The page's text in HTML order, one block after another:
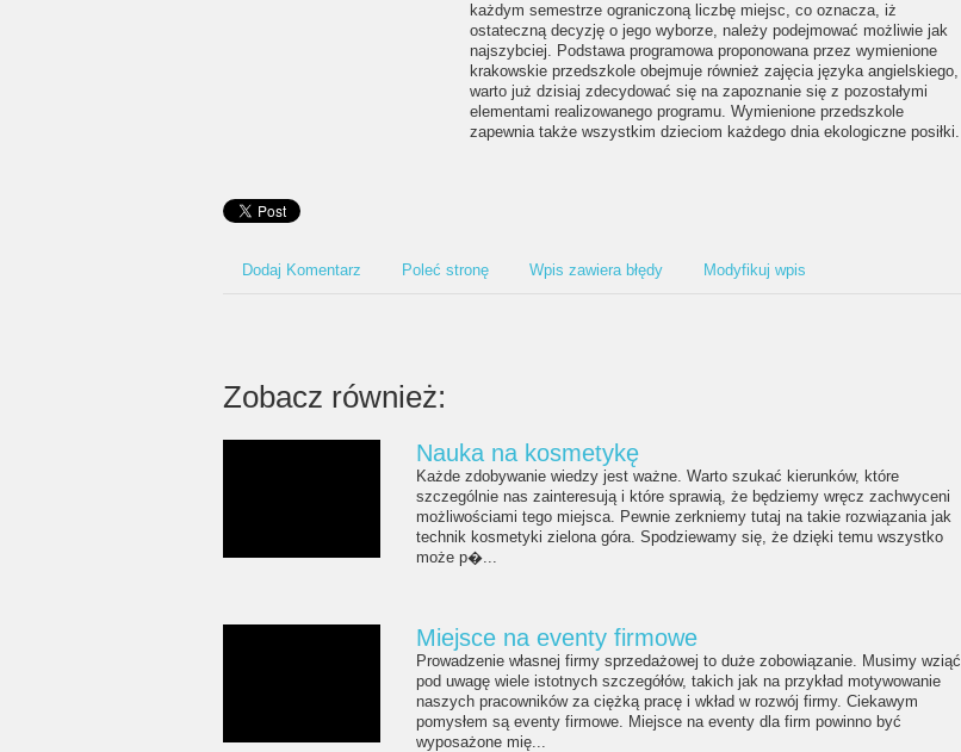
każdym semestrze ograniczoną liczbę miejsc, co oznacza, iż
ostateczną decyzję o jego wyborze, należy podejmować możliwie jak
najszybciej. Podstawa programowa proponowana przez wymienione
krakowskie przedszkole obejmuje również zajęcia języka angielskiego,
warto już dzisiaj zdecydować się na zapoznanie się z pozostałymi
elementami realizowanego programu. Wymienione przedszkole
zapewnia także wszystkim dzieciom każdego dnia ekologiczne posiłki.
Dodaj Komentarz Poleć stronę Wpis zawiera błędy Modyfikuj wpis
Zobacz również:
Nauka na kosmetykę
Każde zdobywanie wiedzy jest ważne. Warto szukać kierunków, które
szczególnie nas zainteresują i które sprawią, że będziemy wręcz zachwyceni
możliwościami tego miejsca. Pewnie zerkniemy tutaj na takie rozwiązania jak
technik kosmetyki zielona góra. Spodziewamy się, że dzięki temu wszystko
może p�...
Miejsce na eventy firmowe
Prowadzenie własnej firmy sprzedażowej to duże zobowiązanie. Musimy wziąć
pod uwagę wiele istotnych szczegółów, takich jak na przykład motywowanie
naszych pracowników za ciężką pracę i wkład w rozwój firmy. Ciekawym
pomysłem są eventy firmowe. Miejsce na eventy dla firm powinno być
wyposażone mię...